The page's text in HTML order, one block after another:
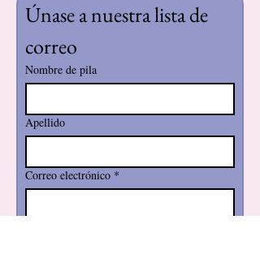
Únase a nuestra lista de
correo
Nombre de pila
Apellido
Correo electrónico *